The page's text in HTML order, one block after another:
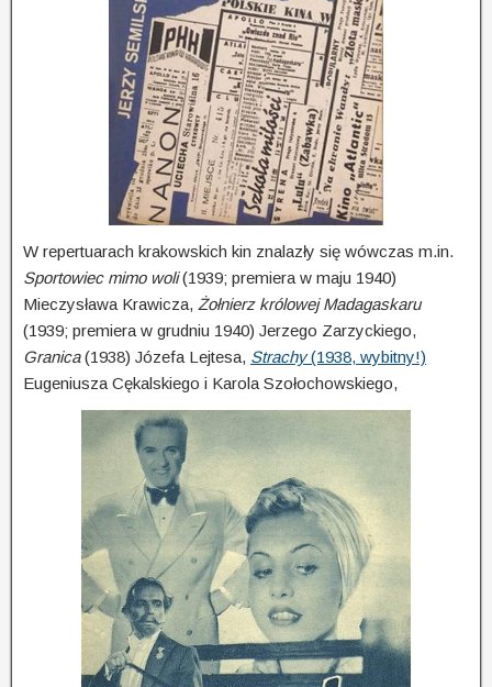
W repertuarach krakowskich kin znalazły się wówczas m.in.
Sportowiec mimo woli(1939; premiera w maju 1940)
Mieczysława Krawicza, Żołnierz królowej Madagaskaru
(1939; premiera w grudniu 1940) Jerzego Zarzyckiego,
Granica(1938) Józefa Lejtesa, Strachy(1938, wybitny!)
Eugeniusza Cękalskiego i Karola Szołochowskiego,